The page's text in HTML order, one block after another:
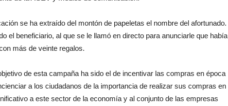
se ha extraído del montón de papeletas el nombre del afortunado.
el beneficiario, al que se le llamó en directo para anunciarle que había
más de veinte regalos.
de esta campaña ha sido el de incentivar las compras en época
a los ciudadanos de la importancia de realizar sus compras en
a este sector de la economía y al conjunto de las empresas